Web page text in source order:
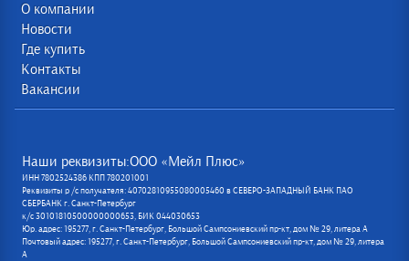
О компании
Новости
Где купить
Контакты
Вакансии
Наши реквизиты:ООО «Мейл Плюс»
ИНН 7802524386 КПП 780201001
Реквизиты р /с получателя: 40702810955080005460 в СЕВЕРО-ЗАПАДНЫЙ БАНК ПАО
СБЕРБАНК г. Санкт-Петербург
к/с 30101810500000000653, БИК 044030653
Юр. адрес: 195277, г. Санкт-Петербург, Большой Сампсониевский пр-кт, дом № 29, литера А
Почтовый адрес: 195277, г. Санкт-Петербург, Большой Сампсониевский пр-кт, дом № 29, литера
А